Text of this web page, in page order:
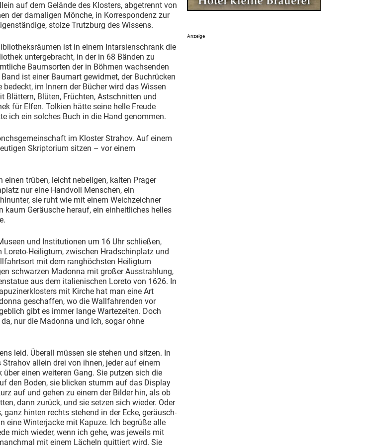
auf dem Gelände des Klosters, abgetrennt von
der damaligen Mönche, in Korrespondenz zur
stolze Trutzburg des Wissens.
ist in einem Intarsienschrank die
untergebracht, in der in 68 Bänden zu
Baumsorten der in Böhmen wachsenden
ist einer Baumart gewidmet, der Buchrücken
im Innern der Bücher wird das Wissen
Blättern, Blüten, Früchten, Astschnitten und
für Elfen. Tolkien hätte seine helle Freude
ich ein solches Buch in die Hand genommen.
im Kloster Strahov. Auf einem
Skriptorium sitzen – vor einem
einen trüben, leicht nebeligen, kalten Prager
nur eine Handvoll Menschen, ein
sie ruht wie mit einem Weichzeichner
kaum Geräusche herauf, ein einheitliches helles
und Institutionen um 16 Uhr schließen,
Heiligtum, zwischen Hradschinplatz und
mit dem ranghöchsten Heiligtum
schwarzen Madonna mit großer Ausstrahlung,
aus dem italienischen Loreto von 1626. In
mit Kirche hat man eine Art
geschaffen, wo die Wallfahrenden vor
gibt es immer lange Wartezeiten. Doch
nur die Madonna und ich, sogar ohne
leid. Überall müssen sie stehen und sitzen. In
allein drei von ihnen, jeder auf einem
einen weiteren Gang. Sie putzen sich die
den Boden, sie blicken stumm auf das Display
auf und gehen zu einem der Bilder hin, als ob
dann zurück, und sie setzen sich wieder. Oder
ganz hinten rechts stehend in der Ecke, geräusch-
eine Winterjacke mit Kapuze. Ich begrüße alle
mich wieder, wenn ich gehe, was jeweils mit
mit einem Lächeln quittiert wird. Sie